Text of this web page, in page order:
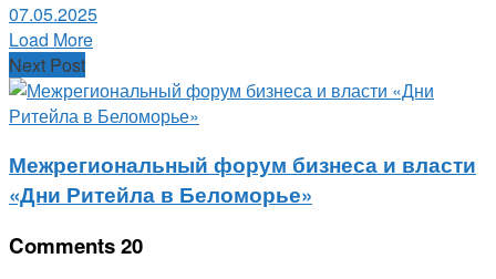
07.05.2025
Load More
Next Post
Межрегиональный форум бизнеса и власти
«Дни Ритейла в Беломорье»
Comments20